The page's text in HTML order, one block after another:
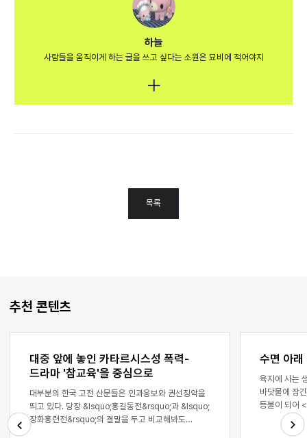
하늘
사람들을 움직이게 하는 글을 쓰고 싶다는 소원은 묘비에 적어야지
목록
추천 콘텐츠
대중 앞에 놓인 카타르시스성 폭력-
드라마 '참교육'을 중심으로
대부분의 한국 고전 산문들은 인과응보와 권선징악을
띄고 있다. 당장 &lsquo;홍길동전&rsquo;과 &lsquo;
장화홍련전&rsquo;의 결말을 두고 비교해봐도
그렇다. 두 작품 모두 악인은 벌을 받고 선인은 복을
수면 아래
육지에 사는
바닷물에 잠긴 순
등불이 되어 <1화> 육지에 터
인간으로서
낯섦과 동시